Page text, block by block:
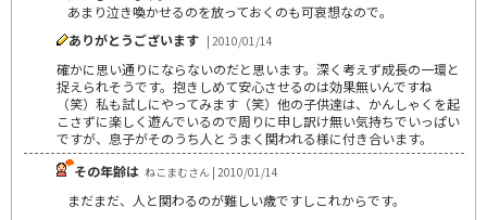
あまり泣き喚かせるのを放っておくのも可哀想なので。
ありがとうございます | 2010/01/14
確かに思い通りにならないのだと思います。深く考えず成長の一環と
捉えられそうです。抱きしめて安心させるのは効果無いんですね
（笑）私も試しにやってみます（笑）他の子供達は、かんしゃくを起
こさずに楽しく遊んでいるので周りに申し訳け無い気持ちでいっぱい
ですが、息子がそのうち人とうまく関われる様に付き合います。
その年齢は ねこまむさん | 2010/01/14
まだまだ、人と関わるのが難しい歳ですしこれからです。